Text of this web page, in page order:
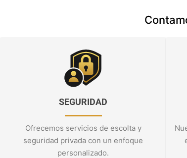
SEGURIDAD
Ofrecemos servicios de escolta y
seguridad privada con un enfoque
personalizado.